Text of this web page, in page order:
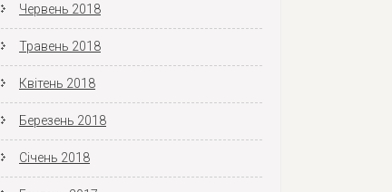
Червень 2018
Травень 2018
Квітень 2018
Березень 2018
Січень 2018